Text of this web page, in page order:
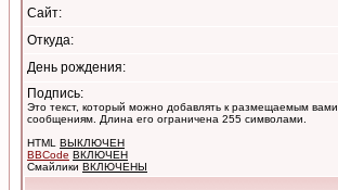
Сайт:
Откуда:
День рождения:
Подпись:
Это текст, который можно добавлять к размещаемым вами
сообщениям. Длина его ограничена 255 символами.
HTML ВЫКЛЮЧЕН
BBCode ВКЛЮЧЕН
Смайлики ВКЛЮЧЕНЫ